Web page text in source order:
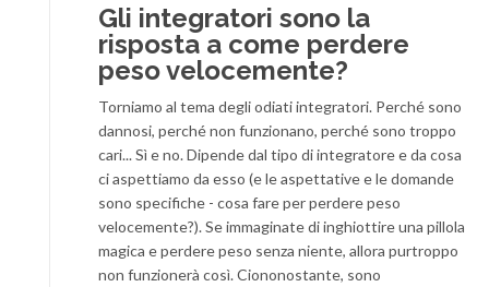
Gli integratori sono la
risposta a come perdere
peso velocemente?
Torniamo al tema degli odiati integratori. Perché sono
dannosi, perché non funzionano, perché sono troppo
cari... Sì e no. Dipende dal tipo di integratore e da cosa
ci aspettiamo da esso (e le aspettative e le domande
sono specifiche - cosa fare per perdere peso
velocemente?). Se immaginate di inghiottire una pillola
magica e perdere peso senza niente, allora purtroppo
non funzionerà così. Ciononostante, sono